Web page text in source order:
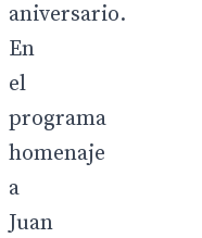
aniversario.
En
el
programa
homenaje
a
Juan